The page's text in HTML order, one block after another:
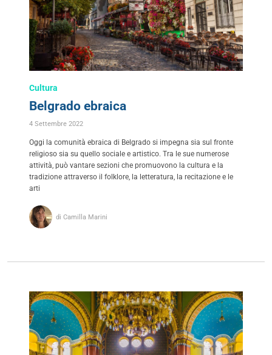
Cultura
Belgrado ebraica
4 Settembre 2022
Oggi la comunità ebraica di Belgrado si impegna sia sul fronte
religioso sia su quello sociale e artistico. Tra le sue numerose
attività, può vantare sezioni che promuovono la cultura e la
tradizione attraverso il folklore, la letteratura, la recitazione e le
arti
di Camilla Marini